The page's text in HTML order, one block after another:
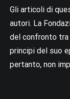
Gli articoli di
autori. La
del confronto tra
principi del suo
pertanto, non